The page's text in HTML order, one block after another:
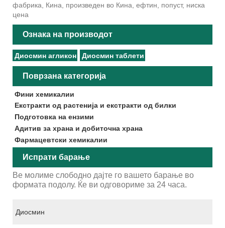
фабрика, Кина, произведен во Кина, ефтин, попуст, ниска
цена
Ознака на производот
Диосмин агликон Диосмин таблети
Поврзана категорија
Фини хемикалии
Екстракти од растенија и екстракти од билки
Подготовка на ензими
Адитив за храна и добиточна храна
Фармацевтски хемикалии
Испрати барање
Ве молиме слободно дајте го вашето барање во
формата подолу. Ќе ви одговориме за 24 часа.